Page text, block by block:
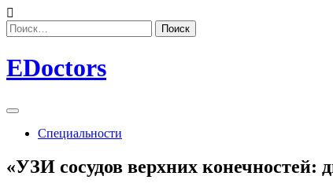
Skip
to
content
Найти:
EDoctors
Специальности
«УЗИ сосудов верхних конечностей: